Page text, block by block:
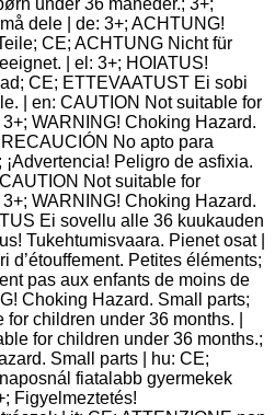
under 36 måneder.; 3+;
dele | de: 3+; ACHTUNG!
CE; ACHTUNG Nicht für
| el: 3+; HOIATUS!
CE; ETTEVAATUST Ei sobi
| en: CAUTION Not suitable for
WARNING! Choking Hazard.
No apto para
Peligro de asfixia.
Not suitable for
WARNING! Choking Hazard.
Ei sovellu alle 36 kuukauden
Tukehtumisvaara. Pienet osat |
d’étouffement. Petites éléments;
pas aux enfants de moins de
Choking Hazard. Small parts;
children under 36 months. |
for children under 36 months.;
Small parts | hu: CE;
fiatalabb gyermekek
Figyelmeztetés!